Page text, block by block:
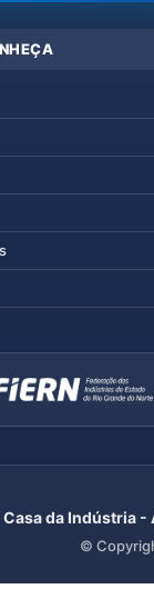
Casa da Indústria -
©